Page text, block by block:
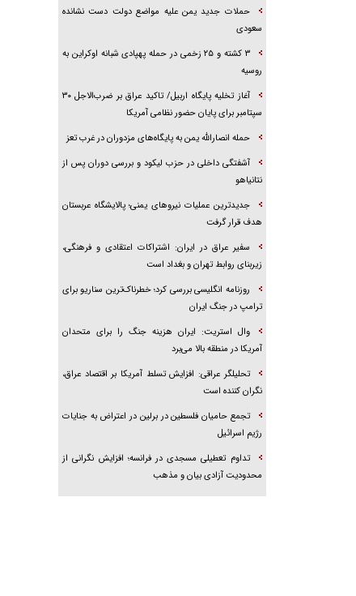
حملات جدید یمن علیه مواضع دولت دست نشانده
سعودی
۳ کشته و ۲۵ زخمی در حمله پهپادی شبانه اوکراین به
روسیه
آغاز تخلیه پایگاه اربیل/ تاکید عراق بر ضرب‌الاجل ۳۰
سپتامبر برای پایان حضور نظامی آمریکا
حمله انصارالله یمن به پایگاه‌های مزدوران در غرب تعز
آشفتگی داخلی در حزب لیکود و بررسی دوران پس از
نتانیاهو
جدیدترین عملیات نیروهای یمنی؛ پالایشگاه عربستان
هدف قرار گرفت
سفیر عراق در ایران: اشتراکات اعتقادی و فرهنگی،
زیربنای روابط تهران و بغداد است
روزنامه انگلیسی بررسی کرد؛ خطرناک‌ترین سناریو برای
ترامپ در جنگ ایران
وال استریت: ایران هزینه جنگ را برای متحدان
آمریکا در منطقه بالا می‌برد
تحلیلگر عراقی: افزایش تسلط آمریکا بر اقتصاد عراق،
نگران کننده است
تجمع حامیان فلسطین در برلین در اعتراض به جنایات
رژیم اسرائیل
تداوم تعطیلی مسجدی در فرانسه؛ افزایش نگرانی از
محدودیت آزادی بیان و مذهب